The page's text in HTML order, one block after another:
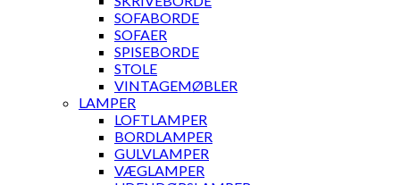
SOFABORDE
SOFAER
SPISEBORDE
STOLE
VINTAGEMØBLER
LAMPER
LOFTLAMPER
BORDLAMPER
GULVLAMPER
VÆGLAMPER